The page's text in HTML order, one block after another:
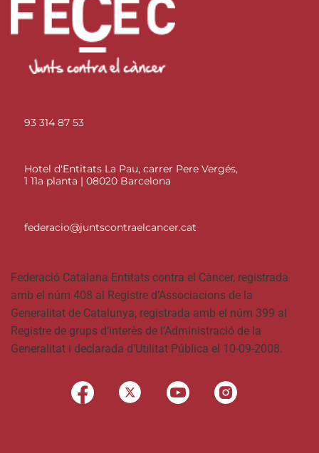
93 314 87 53
Hotel d'Entitats La Pau, carrer Pere Vergés,
1 11a planta | 08020 Barcelona
federacio@juntscontraelcancer.cat
Federació Catalana Entitats contra el Càncer, registrada
amb el núm 408 al Registre d’Associacions de la
Generalitat de Catalunya, registrada amb el núm 399 al
Registre de grups d’interès de l’Administració de la
Generalitat i declarada d’Utilitat Pública el 10-09-2008.